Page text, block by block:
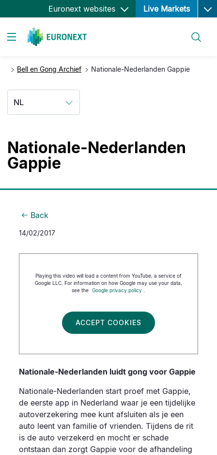
Overslaan
en
gaan
Euronext websites Live Markets Open
Bell en Gong Archief Nationale-Nederlanden Gappie
NL
Nationale-Nederlanden
Gappie
Back
14/02/2017
Playing this video will load a content from YouTube, a service of
Google LLC. For information on how Google may use your data,
see the Google privacy policy
ACCEPT COOKIES
Nationale-Nederlanden luidt gong voor Gappie
Nationale-Nederlanden start proef met Gappie,
de eerste app in Nederland waar je een tijdelijke
autoverzekering mee kunt afsluiten als je een
auto leent van familie of vrienden. Tijdens de rit
is de auto verzekerd en mocht er schade
ontstaan dan zorgt Gappie voor de afhandeling